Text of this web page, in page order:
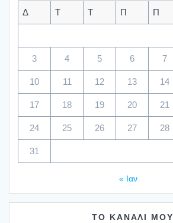
Δ Τ Τ Π Π
3 4 5 6 7
10 11 12 13 14
17 18 19 20 21
24 25 26 27 28
31
« Ιαν
ΤΟ ΚΑΝΑΛΙ ΜΟΥ